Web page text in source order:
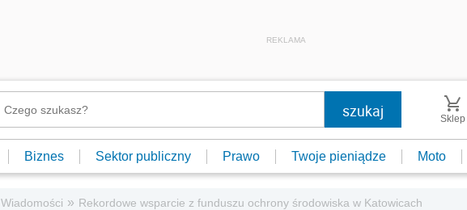
REKLAMA
Sklep
Biznes Sektor publiczny Prawo Twoje pieniądze Moto
Wiadomości » Rekordowe wsparcie z funduszu ochrony środowiska w Katowicach